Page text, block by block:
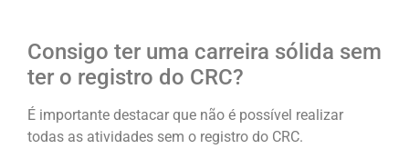
Consigo ter uma carreira sólida sem
ter o registro do CRC?
É importante destacar que não é possível realizar
todas as atividades sem o registro do CRC.